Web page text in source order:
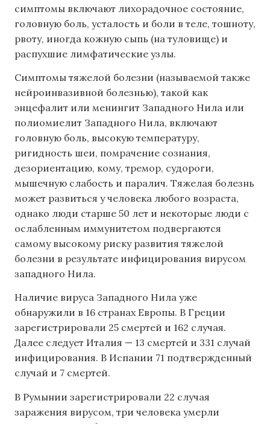
симптомы включают лихорадочное состояние,
головную боль, усталость и боли в теле, тошноту,
рвоту, иногда кожную сыпь (на туловище) и
распухшие лимфатические узлы.
Симптомы тяжелой болезни (называемой также
нейроинвазивной болезнью), такой как
энцефалит или менингит Западного Нила или
полиомиелит Западного Нила, включают
головную боль, высокую температуру,
ригидность шеи, помрачение сознания,
дезориентацию, кому, тремор, судороги,
мышечную слабость и паралич. Тяжелая болезнь
может развиться у человека любого возраста,
однако люди старше 50 лет и некоторые люди с
ослабленным иммунитетом подвергаются
самому высокому риску развития тяжелой
болезни в результате инфицирования вирусом
западного Нила.
Наличие вируса Западного Нила уже
обнаружили в 16 странах Европы. В Греции
зарегистрировали 25 смертей и 162 случая.
Далее следует Италия — 13 смертей и 331 случай
инфицирования. В Испании 71 подтвержденный
случай и 7 смертей.
В Румынии зарегистрировали 22 случая
заражения вирусом, три человека умерли